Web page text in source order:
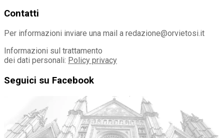
Contatti
Per informazioni inviare una mail a redazione@orvietosi.it
Informazioni sul trattamento
dei dati personali: Policy privacy
Seguici su Facebook